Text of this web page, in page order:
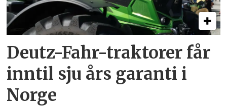
Deutz-Fahr-traktorer får
inntil sju års garanti i
Norge